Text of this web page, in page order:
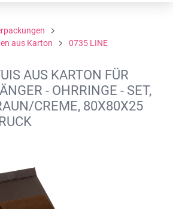
aus Karton
0735 LINE
AUS KARTON FÜR
- OHRRINGE - SET,
CREME, 80X80X25